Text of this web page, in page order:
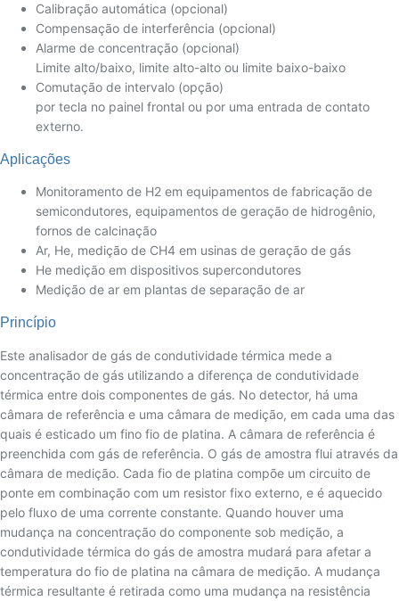
Calibração automática (opcional)
Compensação de interferência (opcional)
Alarme de concentração (opcional)
Limite alto/baixo, limite alto-alto ou limite baixo-baixo
Comutação de intervalo (opção)
por tecla no painel frontal ou por uma entrada de contato
externo.
Aplicações
Monitoramento de H2 em equipamentos de fabricação de
semicondutores, equipamentos de geração de hidrogênio,
fornos de calcinação
Ar, He, medição de CH4 em usinas de geração de gás
He medição em dispositivos supercondutores
Medição de ar em plantas de separação de ar
Princípio
Este analisador de gás de condutividade térmica mede a
concentração de gás utilizando a diferença de condutividade
térmica entre dois componentes de gás. No detector, há uma
câmara de referência e uma câmara de medição, em cada uma das
quais é esticado um fino fio de platina. A câmara de referência é
preenchida com gás de referência. O gás de amostra flui através da
câmara de medição. Cada fio de platina compõe um circuito de
ponte em combinação com um resistor fixo externo, e é aquecido
pelo fluxo de uma corrente constante. Quando houver uma
mudança na concentração do componente sob medição, a
condutividade térmica do gás de amostra mudará para afetar a
temperatura do fio de platina na câmara de medição. A mudança
térmica resultante é retirada como uma mudança na resistência